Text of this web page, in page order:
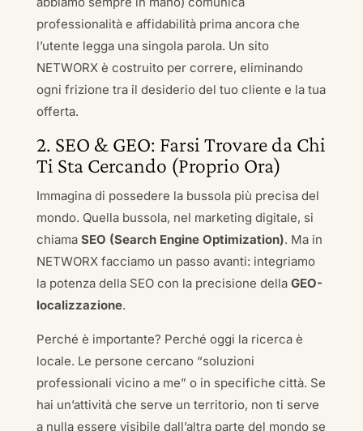
professionalità e affidabilità prima ancora che
l’utente legga una singola parola. Un sito
NETWORX è costruito per correre, eliminando
ogni frizione tra il desiderio del tuo cliente e la tua
offerta.
2. SEO & GEO: Farsi Trovare da Chi
Ti Sta Cercando (Proprio Ora)
Immagina di possedere la bussola più precisa del
mondo. Quella bussola, nel marketing digitale, si
chiama SEO (Search Engine Optimization). Ma in
NETWORX facciamo un passo avanti: integriamo
la potenza della SEO con la precisione della GEO-
localizzazione.
Perché è importante? Perché oggi la ricerca è
locale. Le persone cercano “soluzioni
professionali vicino a me” o in specifiche città. Se
hai un’attività che serve un territorio, non ti serve
a nulla essere visibile dall’altra parte del mondo se